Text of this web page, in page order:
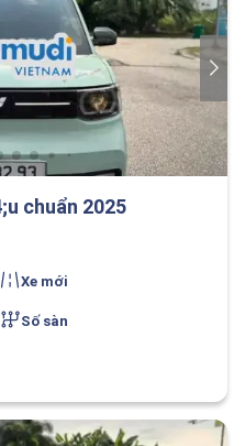
chuẩn 2025
Xe mới
Số sàn